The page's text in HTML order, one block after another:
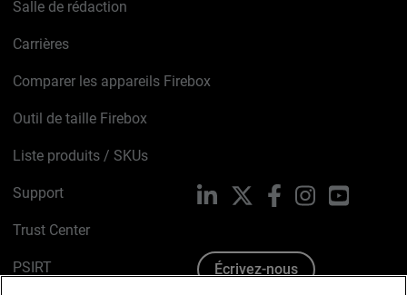
Salle de rédaction
Carrières
Comparer les appareils Firebox
Outil de taille Firebox
Liste produits / SKUs
Support
Trust Center
PSIRT
LinkedIn FacebookInstagramYouTube
Écrivez-nous